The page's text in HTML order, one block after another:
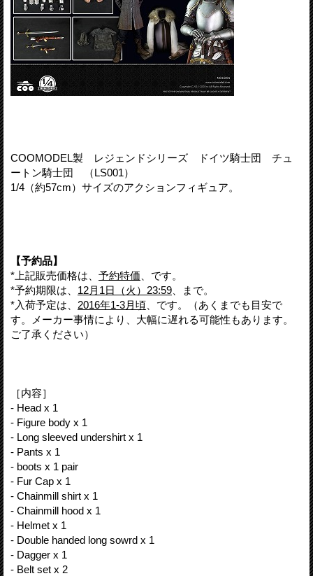
COOMODEL製 レジェンドシリーズ ドイツ騎士団 チュ
ートン騎士団 （LS001）
1/4（約57cm）サイズのアクションフィギュア。
【予約品】
*上記販売価格は、 予約特価 、です。
*予約期限は、 12月1日（火）23:59 、まで。
*入荷予定は、 2016年1-3月頃 、です。（あくまでも目安で
す。メーカー事情により、大幅に遅れる可能性もあります。
ご了承ください）
［内容］
- Head x 1
- Figure body x 1
- Long sleeved undershirt x 1
- Pants x 1
- boots x 1 pair
- Fur Cap x 1
- Chainmill shirt x 1
- Chainmill hood x 1
- Helmet x 1
- Double handed long sowrd x 1
- Dagger x 1
- Belt set x 2